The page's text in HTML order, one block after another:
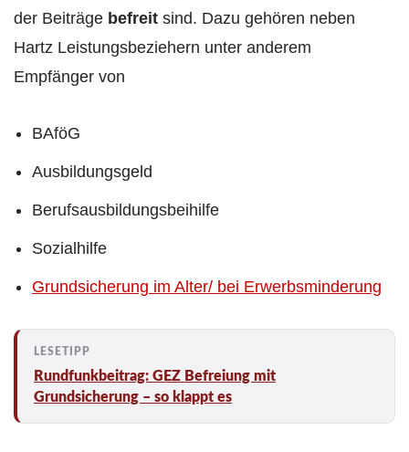
der Beiträge befreit sind. Dazu gehören neben
Hartz Leistungsbeziehern unter anderem
Empfänger von
BAföG
Ausbildungsgeld
Berufsausbildungsbeihilfe
Sozialhilfe
Grundsicherung im Alter/ bei Erwerbsminderung
Rundfunkbeitrag: GEZ Befreiung mit
Grundsicherung – so klappt es